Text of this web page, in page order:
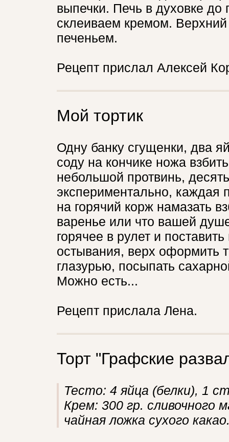
выпечки. Печь в духовке до
склеиваем кремом.
печеньем.
Рецепт прислал Алексей
Мой тортик
Одну банку сгущенки, два
соду на кончике ножа
небольшой протвинь,
экспериментально, каждая
на горячий корж намазать
варенье или что вашей
горячее в рулет и
остывания, верх оформить
глазурью, посыпать
Можно есть...
Рецепт прислала Лена.
Торт "Графские
Тесто: 4 яйца (белки), 1
Крем: 300 гр. сливочного
чайная ложка сухого